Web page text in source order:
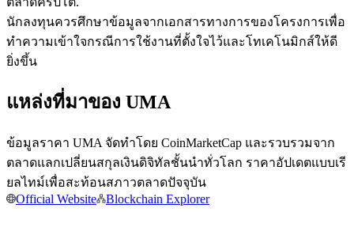
การวิเคราะห์ข้อมูลขนาดใหญ่ รวมถึงข้อมูลการค้า ฯลฯ
นักลงทุนควรศึกษาข้อมูลจากเอกสารทางการของโครงการเพื่อ
ทำความเข้าใจกรณีการใช้งานที่ตั้งใจไว้และโทเคโนมิกส์ให้ดี
ยิ่งขึ้น
แหล่งที่มาของ UMA
ข้อมูลราคา UMA จัดทำโดย CoinMarketCap และรวบรวมจาก
ตลาดแลกเปลี่ยนสกุลเงินดิจิทัลชั้นนำทั่วโลก ราคาอัปเดตแบบเรี
ยลไทม์เพื่อสะท้อนสภาวตลาดปัจจุบัน
Official Website
Blockchain Explorer